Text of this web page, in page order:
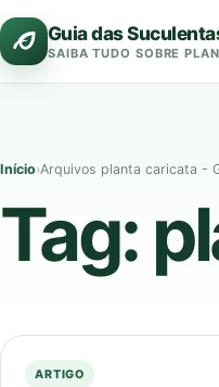
Pular
para
Guia das
SAIBA TUDO SOBRE
Início›Arquivos planta caricata -
Tag:
ARTIGO